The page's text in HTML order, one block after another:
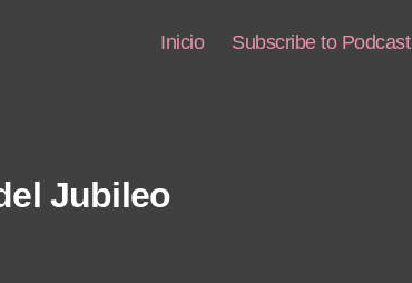
Inicio Subscribe to Podcast
Jubileo